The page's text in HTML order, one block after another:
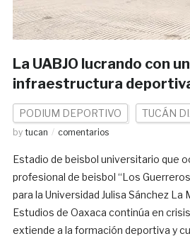
La UABJO lucrando con
infraestructura
PODIUM DEPORTIVO TUCÁN
by tucan comentarios
Estadio de beisbol universitario que
profesional de beisbol “Los
para la Universidad Julisa Sánchez La
Estudios de Oaxaca continúa en
extiende a la formación deportiva y